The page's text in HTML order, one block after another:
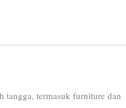
tangga, termasuk furniture dan